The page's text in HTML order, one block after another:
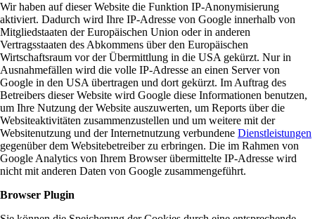
Wir haben auf dieser Website die Funktion IP-Anonymisierung
aktiviert. Dadurch wird Ihre IP-Adresse von Google innerhalb von
Mitgliedstaaten der Europäischen Union oder in anderen
Vertragsstaaten des Abkommens über den Europäischen
Wirtschaftsraum vor der Übermittlung in die USA gekürzt. Nur in
Ausnahmefällen wird die volle IP-Adresse an einen Server von
Google in den USA übertragen und dort gekürzt. Im Auftrag des
Betreibers dieser Website wird Google diese Informationen benutzen,
um Ihre Nutzung der Website auszuwerten, um Reports über die
Websiteaktivitäten zusammenzustellen und um weitere mit der
Websitenutzung und der Internetnutzung verbundene Dienstleistungen
gegenüber dem Websitebetreiber zu erbringen. Die im Rahmen von
Google Analytics von Ihrem Browser übermittelte IP-Adresse wird
nicht mit anderen Daten von Google zusammengeführt.
Browser Plugin